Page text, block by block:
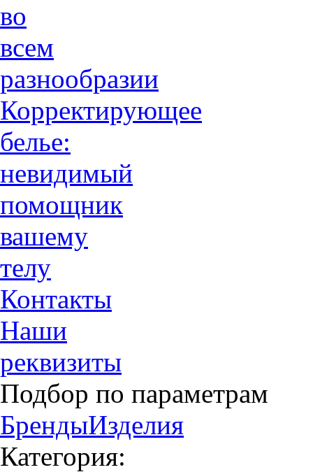
во
всем
разнообразии
Корректирующее
белье:
невидимый
помощник
вашему
телу
Контакты
Наши
реквизиты
Подбор по параметрам
БрендыИзделия
Категория: